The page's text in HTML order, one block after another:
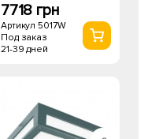
7718 грн
Артикул 5017W
Под заказ
21-39 дней